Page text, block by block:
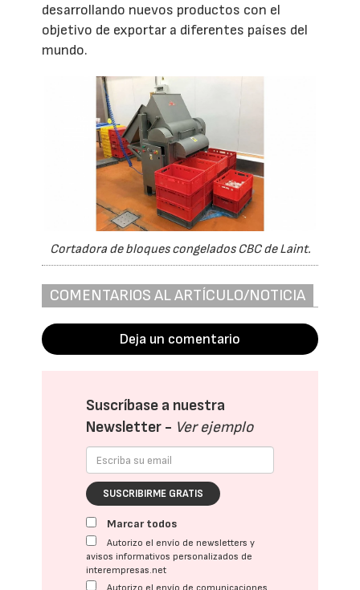
desarrollando nuevos productos con el
objetivo de exportar a diferentes países del
mundo.
Cortadora de bloques congelados CBC de Laint.
COMENTARIOS AL ARTÍCULO/NOTICIA
Deja un comentario
Suscríbase a nuestra
Newsletter - Ver ejemplo
SUSCRIBIRME GRATIS
Marcar todos
Autorizo el envío de newsletters y
avisos informativos personalizados de
interempresas.net